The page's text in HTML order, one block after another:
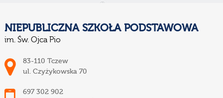
NIEPUBLICZNA SZKOŁA PODSTAWOWA
im. Św. Ojca Pio
83-110 Tczew
ul. Czyżykowska 70
697 302 902